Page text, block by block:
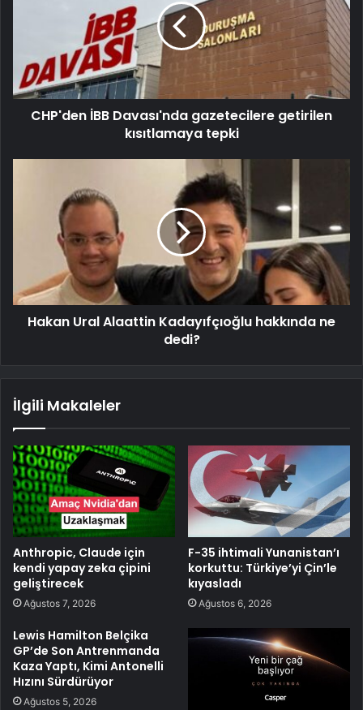
CHP'den İBB Davası'nda gazetecilere getirilen
kısıtlamaya tepki
Hakan Ural Alaattin Kadayıfçıoğlu hakkında ne
dedi?
İlgili Makaleler
Anthropic, Claude için
kendi yapay zeka çipini
geliştirecek
Ağustos 7, 2026
F-35 ihtimali Yunanistan’ı
korkuttu: Türkiye’yi Çin’le
kıyasladı
Ağustos 6, 2026
Lewis Hamilton Belçika
GP’de Son Antrenmanda
Kaza Yaptı, Kimi Antonelli
Hızını Sürdürüyor
Ağustos 5, 2026